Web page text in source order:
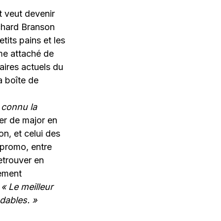
veut devenir
Branson
pains et les
attaché de
actuels du
boîte de
connu la
de major en
et celui des
entre
en
« Le meilleur
»